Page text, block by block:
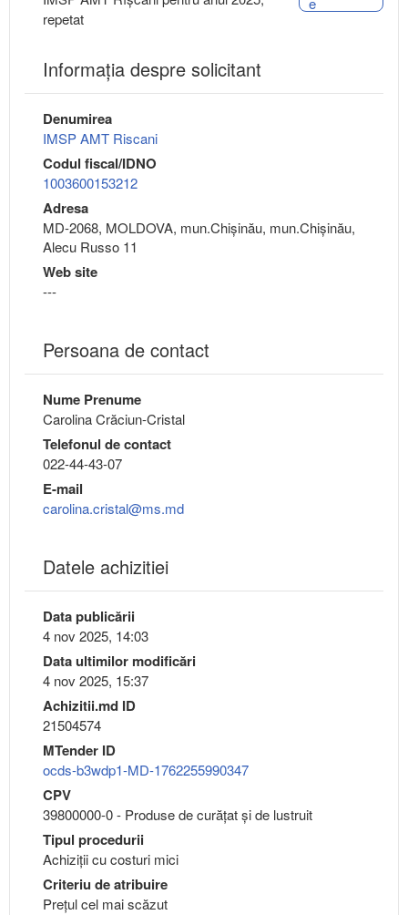
repetat
Informaţia despre solicitant
Denumirea
IMSP AMT Riscani
Codul fiscal/IDNO
1003600153212
Adresa
MD-2068, MOLDOVA, mun.Chişinău, mun.Chişinău,
Alecu Russo 11
Web site
---
Persoana de contact
Nume Prenume
Carolina Crăciun-Cristal
Telefonul de contact
022-44-43-07
E-mail
carolina.cristal@ms.md
Datele achizitiei
Data publicării
4 nov 2025, 14:03
Data ultimilor modificări
4 nov 2025, 15:37
Achizitii.md ID
21504574
MTender ID
ocds-b3wdp1-MD-1762255990347
CPV
39800000-0 - Produse de curăţat şi de lustruit
Tipul procedurii
Achiziții cu costuri mici
Criteriu de atribuire
Preţul cel mai scăzut